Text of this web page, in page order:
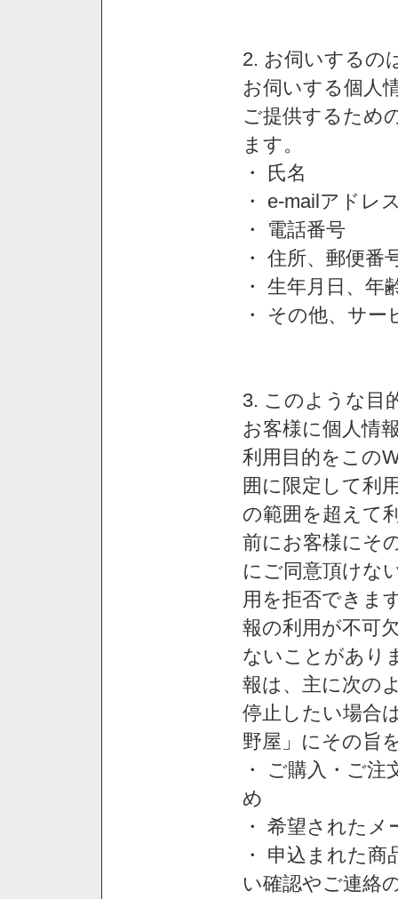
2. お伺いするの
お伺いする個人
ご提供するため
ます。
・ 氏名
・ e-mailアドレ
・ 電話番号
・ 住所、郵便番
・ 生年月日、年
・ その他、サ
3. このような目
お客様に個人情
利用目的をこの
囲に限定して利
の範囲を超えて
前にお客様にそ
にご同意頂けな
用を拒否できま
報の利用が不可
ないことがあり
報は、主に次の
停止したい場合
野屋」にその旨
・ ご購入・ご
め
・ 希望された
・ 申込まれた
い確認やご連絡